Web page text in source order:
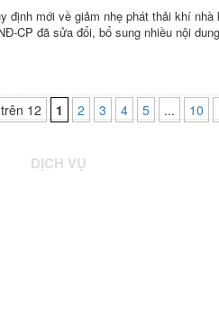
định mới về giảm nhẹ phát thải khí
CP đã sửa đổi, bổ sung nhiều nội
12 1 2 3 4 5 ... 10
DỊCH VỤ